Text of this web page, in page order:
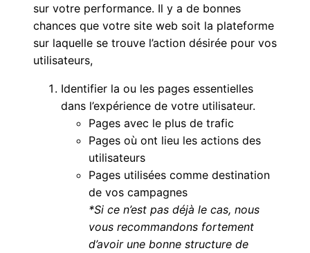
sur votre performance. Il y a de bonnes
chances que votre site web soit la plateforme
sur laquelle se trouve l’action désirée pour vos
utilisateurs,
Identifier la ou les pages essentielles
dans l’expérience de votre utilisateur.
Pages avec le plus de trafic
Pages où ont lieu les actions des
utilisateurs
Pages utilisées comme destination
de vos campagnes
*Si ce n’est pas déjà le cas, nous
vous recommandons fortement
d’avoir une bonne structure de